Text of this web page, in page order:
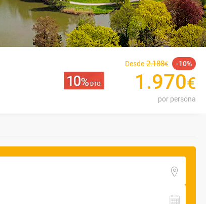
Desde 2.188€ 10
1 .970€
por persona